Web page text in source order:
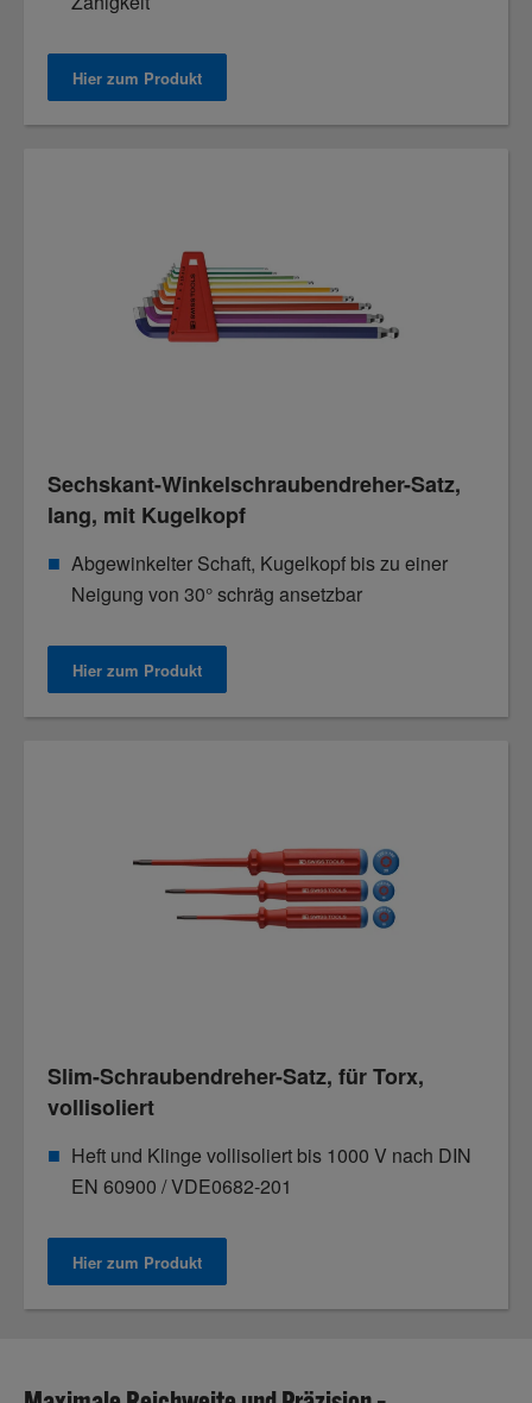
Hier zum Produkt
Sechskant-Winkelschraubendreher-Satz,
lang, mit Kugelkopf
Abgewinkelter Schaft, Kugelkopf bis zu einer
Neigung von 30° schräg ansetzbar
Hier zum Produkt
Slim-Schraubendreher-Satz, für Torx,
vollisoliert
Heft und Klinge vollisoliert bis 1000 V nach DIN
EN 60900 / VDE0682-201
Hier zum Produkt